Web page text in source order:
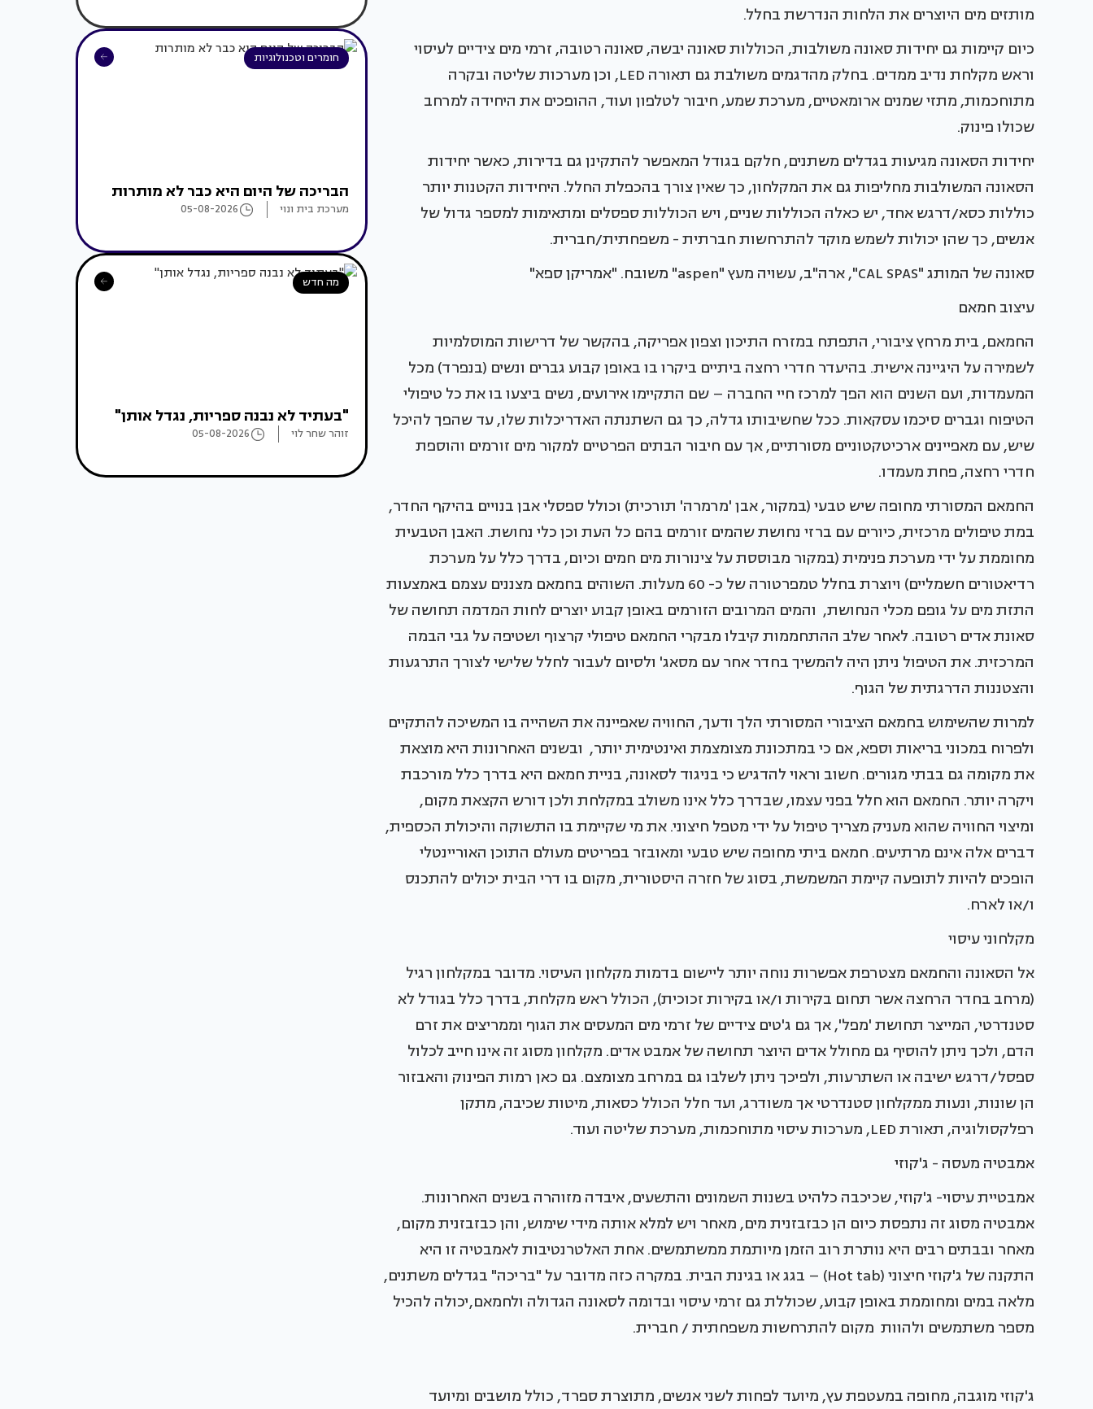
מותזים מים היוצרים את הלחות הנדרשת בחלל.
כיום קיימות גם יחידות סאונה משולבות, הכוללות סאונה יבשה, סאונה רטובה, זרמי מים צידיים לעיסוי
וראש מקלחת נדיב ממדים. בחלק מהדגמים משולבת גם תאורה LED, וכן מערכות שליטה ובקרה
מתוחכמות, מתזי שמנים ארומאטיים, מערכת שמע, חיבור לטלפון ועוד, ההופכים את היחידה למרחב
שכולו פינוק.
יחידות הסאונה מגיעות בגדלים משתנים, חלקם בגודל המאפשר להתקינן גם בדירות, כאשר יחידות
הסאונה המשולבות מחליפות גם את המקלחון, כך שאין צורך בהכפלת החלל. היחידות הקטנות יותר
כוללות כסא/דרגש אחד, יש כאלה הכוללות שניים, ויש הכוללות ספסלים ומתאימות למספר גדול של
אנשים, כך שהן יכולות לשמש מוקד להתרחשות חברתית - משפחתית/חברית.
סאונה של המותג "CAL SPAS", ארה"ב, עשויה מעץ "aspen" משובח. "אמריקן ספא"
עיצוב חמאם
החמאם, בית מרחץ ציבורי, התפתח במזרח התיכון וצפון אפריקה, בהקשר של דרישות המוסלמיות
לשמירה על היגיינה אישית. בהיעדר חדרי רחצה ביתיים ביקרו בו באופן קבוע גברים ונשים (בנפרד) מכל
המעמדות, ועם השנים הוא הפך למרכז חיי החברה – שם התקיימו אירועים, נשים ביצעו בו את כל טיפולי
הטיפוח וגברים סיכמו עסקאות. ככל שחשיבותו גדלה, כך גם השתנתה האדריכלות שלו, עד שהפך להיכל
שיש, עם מאפיינים ארכיטקטוניים מסורתיים, אך עם חיבור הבתים הפרטיים למקור מים זורמים והוספת
חדרי רחצה, פחת מעמדו.
החמאם המסורתי מחופה שיש טבעי (במקור, אבן 'מרמרה' תורכית) וכולל ספסלי אבן בנויים בהיקף החדר,
במת טיפולים מרכזית, כיורים עם ברזי נחושת שהמים זורמים בהם כל העת וכן כלי נחושת. האבן הטבעית
מחוממת על ידי מערכת פנימית (במקור מבוססת על צינורות מים חמים וכיום, בדרך כלל על מערכת
רדיאטורים חשמליים) ויוצרת בחלל טמפרטורה של כ- 60 מעלות. השוהים בחמאם מצננים עצמם באמצעות
התזת מים על גופם מכלי הנחושת, והמים המרובים הזורמים באופן קבוע יוצרים לחות המדמה תחושה של
סאונת אדים רטובה. לאחר שלב ההתחממות קיבלו מבקרי החמאם טיפולי קרצוף ושטיפה על גבי הבמה
המרכזית. את הטיפול ניתן היה להמשיך בחדר אחר עם מסאג' ולסיום לעבור לחלל שלישי לצורך התרגעות
והצטננות הדרגתית של הגוף.
למרות שהשימוש בחמאם הציבורי המסורתי הלך ודעך, החוויה שאפיינה את השהייה בו המשיכה להתקיים
ולפרוח במכוני בריאות וספא, אם כי במתכונת מצומצמת ואינטימית יותר, ובשנים האחרונות היא מוצאת
את מקומה גם בבתי מגורים. חשוב וראוי להדגיש כי בניגוד לסאונה, בניית חמאם היא בדרך כלל מורכבת
ויקרה יותר. החמאם הוא חלל בפני עצמו, שבדרך כלל אינו משולב במקלחת ולכן דורש הקצאת מקום,
ומיצוי החוויה שהוא מעניק מצריך טיפול על ידי מטפל חיצוני. את מי שקיימת בו התשוקה והיכולת הכספית,
דברים אלה אינם מרתיעים. חמאם ביתי מחופה שיש טבעי ומאובזר בפריטים מעולם התוכן האוריינטלי
הופכים להיות לתופעה קיימת המשמשת, בסוג של חזרה היסטורית, מקום בו דרי הבית יכולים להתכנס
ו/או לארח.
מקלחוני עיסוי
אל הסאונה והחמאם מצטרפת אפשרות נוחה יותר ליישום בדמות מקלחון העיסוי. מדובר במקלחון רגיל
(מרחב בחדר הרחצה אשר תחום בקירות ו/או בקירות זכוכית), הכולל ראש מקלחת, בדרך כלל בגודל לא
סטנדרטי, המייצר תחושת 'מפל', אך גם ג'טים צידיים של זרמי מים המעסים את הגוף וממריצים את זרם
הדם, ולכך ניתן להוסיף גם מחולל אדים היוצר תחושה של אמבט אדים. מקלחון מסוג זה אינו חייב לכלול
ספסל/דרגש ישיבה או השתרעות, ולפיכך ניתן לשלבו גם במרחב מצומצם. גם כאן רמות הפינוק והאבזור
הן שונות, ונעות ממקלחון סטנדרטי אך משודרג, ועד חלל הכולל כסאות, מיטות שכיבה, מתקן
רפלקסולוגיה, תאורת LED, מערכות עיסוי מתוחכמות, מערכת שליטה ועוד.
אמבטיה מעסה - ג'קוזי
אמבטיית עיסוי- ג'קוזי, שכיכבה כלהיט בשנות השמונים והתשעים, איבדה מזוהרה בשנים האחרונות.
אמבטיה מסוג זה נתפסת כיום הן כבזבזנית מים, מאחר ויש למלא אותה מידי שימוש, והן כבזבזנית מקום,
מאחר ובבתים רבים היא נותרת רוב הזמן מיותמת ממשתמשים. אחת האלטרנטיבות לאמבטיה זו היא
התקנה של ג'קוזי חיצוני (Hot tab) – בגג או בגינת הבית. במקרה כזה מדובר על "בריכה" בגדלים משתנים,
מלאה במים ומחוממת באופן קבוע, שכוללת גם זרמי עיסוי ובדומה לסאונה הגדולה ולחמאם,יכולה להכיל
מספר משתמשים ולהוות מקום להתרחשות משפחתית / חברית.
ג'קוזי מוגבה, מחופה במעטפת עץ, מיועד לפחות לשני אנשים, מתוצרת ספרד, כולל מושבים ומיועד
חומרים וטכנולוגיות
הבריכה של היום היא כבר לא מותרות
מערכת בית ונוי 05-08-2026
מה חדש
"בעתיד לא נבנה ספריות, נגדל אותן"
זוהר שחר לוי 05-08-2026